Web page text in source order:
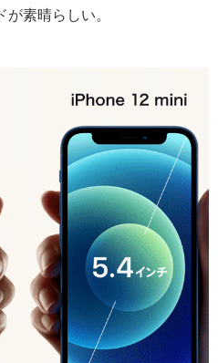
素晴らしい。